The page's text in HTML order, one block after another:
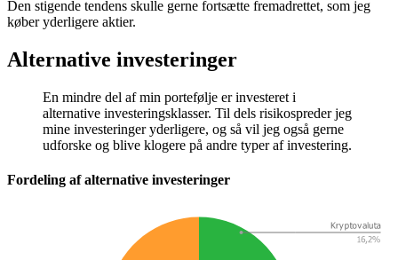
Den stigende tendens skulle gerne fortsætte fremadrettet, som jeg
køber yderligere aktier.
Alternative investeringer
En mindre del af min portefølje er investeret i
alternative investeringsklasser. Til dels risikospreder jeg
mine investeringer yderligere, og så vil jeg også gerne
udforske og blive klogere på andre typer af investering.
Fordeling af alternative investeringer